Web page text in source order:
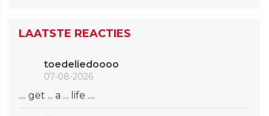
LAATSTE REACTIES
toedeliedoooo
07-08-2026
.... get ... a ... life ....